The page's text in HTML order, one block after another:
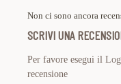
Non ci sono ancora
SCRIVI UNA
Per favore esegui il
recensione